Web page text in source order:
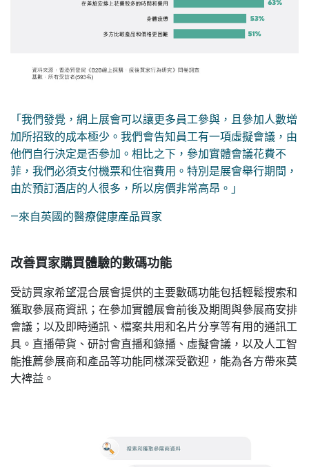
「我們發覺，網上展會可以讓更多員工參與，且參加人數增
加所招致的成本極少。我們會告知員工有一項虛擬會議，由
他們自行決定是否參加。相比之下，參加實體會議花費不
菲，我們必須支付機票和住宿費用。特別是展會舉行期間，
由於預訂酒店的人很多，所以房價非常高昂。」
—來自英國的醫療健康產品買家
改善買家購買體驗的數碼功能
受訪買家希望混合展會提供的主要數碼功能包括輕鬆搜索和
獲取參展商資訊；在參加實體展會前後及期間與參展商安排
會議；以及即時通訊、檔案共用和名片分享等有用的通訊工
具。直播帶貨、研討會直播和錄播、虛擬會議，以及人工智
能推薦參展商和產品等功能同樣深受歡迎，能為各方帶來莫
大裨益。